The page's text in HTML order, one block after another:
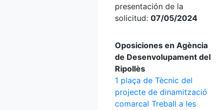
presentación de la
solicitud: 07/05/2024
Oposiciones en Agència
de Desenvolupament del
Ripollès
1 plaça de Tècnic del
projecte de dinamització
comarcal Treball a les